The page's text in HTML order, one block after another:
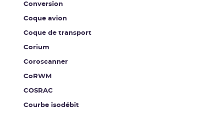
Conversion
Coque avion
Coque de transport
Corium
Coroscanner
CoRWM
COSRAC
Courbe isodébit